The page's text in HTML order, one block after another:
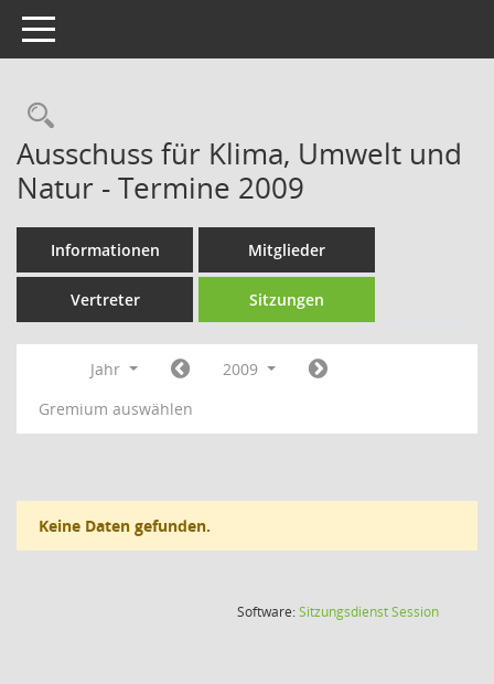
Toggle navigation
Rechercheauswahl
Ausschuss für Klima, Umwelt und
Natur - Termine 2009
Informationen Mitglieder
Vertreter Sitzungen
Jahr
2009
Gremium auswählen
Keine Daten gefunden.
Software:SitzungsdienstSession(Wird in